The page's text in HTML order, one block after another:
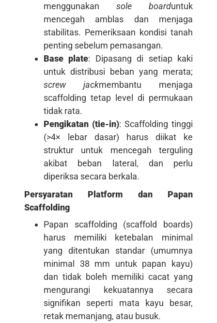
menggunakan sole boarduntuk
mencegah amblas dan menjaga
stabilitas. Pemeriksaan kondisi tanah
penting sebelum pemasangan.
Base plate: Dipasang di setiap kaki
untuk distribusi beban yang merata;
screw jackmembantu menjaga
scaffolding tetap level di permukaan
tidak rata.
Pengikatan (tie-in): Scaffolding tinggi
(>4× lebar dasar) harus diikat ke
struktur untuk mencegah terguling
akibat beban lateral, dan perlu
diperiksa secara berkala.
Persyaratan Platform dan Papan
Scaffolding
Papan scaffolding (scaffold boards)
harus memiliki ketebalan minimal
yang ditentukan standar (umumnya
minimal 38 mm untuk papan kayu)
dan tidak boleh memiliki cacat yang
mengurangi kekuatannya secara
signifikan seperti mata kayu besar,
retak memanjang, atau busuk.